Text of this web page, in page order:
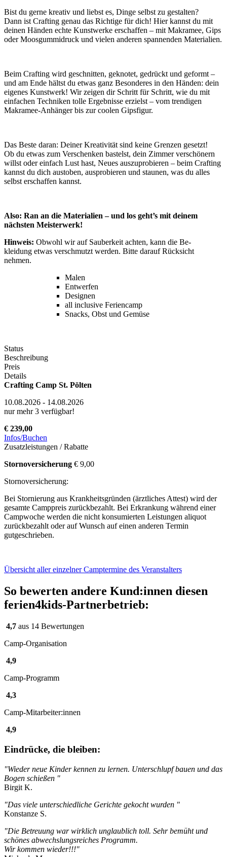
Bist du gerne kreativ und liebst es, Dinge selbst zu gestalten?
Dann ist Crafting genau das Richtige für dich! Hier kannst du mit
deinen Händen echte Kunstwerke erschaffen – mit Makramee, Gips
oder Moosgummidruck und vielen anderen spannenden Materialien.
Beim Crafting wird geschnitten, geknotet, gedrückt und geformt –
und am Ende hältst du etwas ganz Besonderes in den Händen: dein
eigenes Kunstwerk! Wir zeigen dir Schritt für Schritt, wie du mit
einfachen Techniken tolle Ergebnisse erzielst – vom trendigen
Makramee-Anhänger bis zur coolen Gipsfigur.
Das Beste daran: Deiner Kreativität sind keine Grenzen gesetzt!
Ob du etwas zum Verschenken bastelst, dein Zimmer verschönern
willst oder einfach Lust hast, Neues auszuprobieren – beim Crafting
kannst du dich austoben, ausprobieren und staunen, was du alles
selbst erschaffen kannst.
Also: Ran an die Materialien – und los geht’s mit deinem
nächsten Meisterwerk!
Hinweis: Obwohl wir auf Sauberkeit achten, kann die Be-
kleidung etwas verschmutzt werden. Bitte darauf Rücksicht
nehmen.
Malen
Entwerfen
Designen
all inclusive Feriencamp
Snacks, Obst und Gemüse
Status
Beschreibung
Preis
Details
Crafting Camp St. Pölten
10.08.2026 - 14.08.2026
nur mehr 3 verfügbar!
€ 239,00
Infos/Buchen
Zusatzleistungen / Rabatte
Stornoversicherung € 9,00
Stornoversicherung:
Bei Stornierung aus Krankheitsgründen (ärztliches Attest) wird der
gesamte Camppreis zurückbezahlt. Bei Erkrankung während einer
Campwoche werden die nicht konsumierten Leistungen aliquot
zurückbezahlt oder auf Wunsch auf einen anderen Termin
gutgeschrieben.
Übersicht aller einzelner Camptermine des Veranstalters
So bewerten andere Kund:innen diesen
ferien4kids-Partnerbetrieb:
4,7 aus 14 Bewertungen
Camp-Organisation
4,9
Camp-Programm
4,3
Camp-Mitarbeiter:innen
4,9
Eindrücke, die bleiben:
"Wieder neue Kinder kennen zu lernen. Unterschlupf bauen und das
Bogen schießen "
Birgit K.
"Das viele unterschiedliche Gerichte gekocht wurden "
Konstanze S.
"Die Betreuung war wirklich unglaublich toll. Sehr bemüht und
schönes abwechslungsreiches Programm.
Wir kommen wieder!!!"